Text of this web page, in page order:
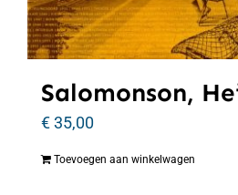
Salomonson,
€35,00
Toevoegen aan winkelwagen